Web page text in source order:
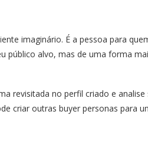
imaginário. É a pessoa para
público alvo, mas de uma forma
revisitada no perfil criado e
criar outras buyer personas para